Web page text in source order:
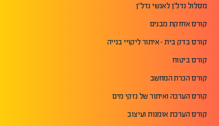
מסלול נדל"ן לאנשי נדל"ן
קורס אחזקת מבנים
קורס בדק בית - איתור ליקויי בנייה
קורס ביטוח
קורס הכרת המחשב
קורס הערכה ואיתור של נזקי מים
קורס הערכת אומנות ועיצוב